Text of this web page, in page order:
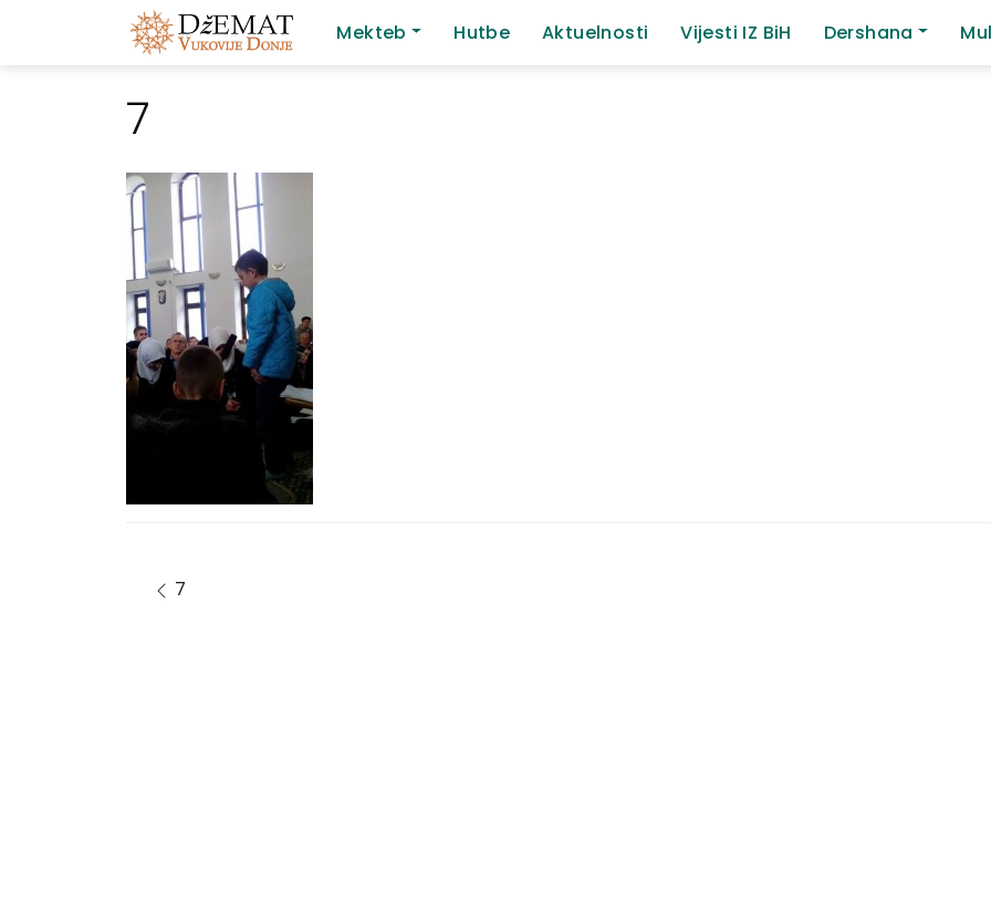
Main Navigation Mekteb Hutbe Aktuelnosti Vijesti IZ BiH Dershana
7
Post navigation
7